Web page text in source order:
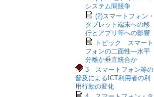
システム間競争
(2)スマートフォン・
タブレット端末への移
行とアプリ等への影響
トピック スマート
フォンの二面性―水平
分離か垂直統合か
3 スマートフォン等の
普及によるICT利用者の利
用行動の変化